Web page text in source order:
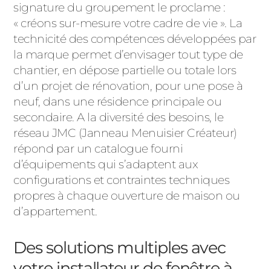
signature du groupement le proclame :
« créons sur-mesure votre cadre de vie ». La
technicité des compétences développées par
la marque permet d’envisager tout type de
chantier, en dépose partielle ou totale lors
d’un projet de rénovation, pour une pose à
neuf, dans une résidence principale ou
secondaire. A la diversité des besoins, le
réseau JMC (Janneau Menuisier Créateur)
répond par un catalogue fourni
d’équipements qui s’adaptent aux
configurations et contraintes techniques
propres à chaque ouverture de maison ou
d’appartement.
Des solutions multiples avec